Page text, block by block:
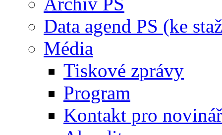
Data agend PS (ke
Média
Tiskové zprávy
Program
Kontakt pro